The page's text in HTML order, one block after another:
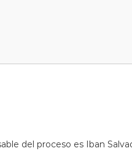
del proceso es Iban